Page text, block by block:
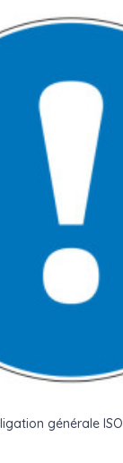
Aluplex couvre
à partir
sont
plus fréquentes
BTP
gants (M009),
des bottes de
(M015), du
et du casque
par des
Eiffage ou Vinci,
plans de
remis aux
générale ISO